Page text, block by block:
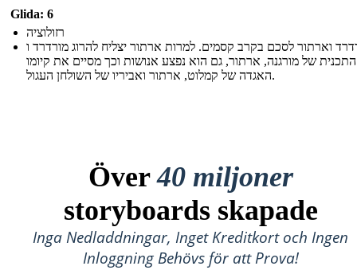
Glida: 6
רזולוציה
וארתור לסכם בקרב קסמים. למרות ארתור יצליח להרוג מורדרד ו
של מורגנה, ארתור, גם הוא נפצע אנושות וכך מסיים את קיומו
האגדה של קמלוט, ארתור ואביריו של השולחן העגול.
Över40 miljoner
storyboards skapade
Inga Nedladdningar, Inget Kreditkort och Ingen
Inloggning Behövs för att Prova!